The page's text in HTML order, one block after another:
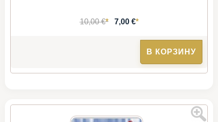
10,00 €* 7,00 €*
В КОРЗИНУ